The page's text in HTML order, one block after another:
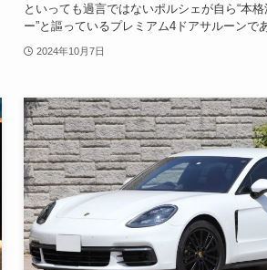
といっても過言ではないポルシェが自ら“本
ー”と謳っているプレミアム4ドアサルーンで
2024年10月7日